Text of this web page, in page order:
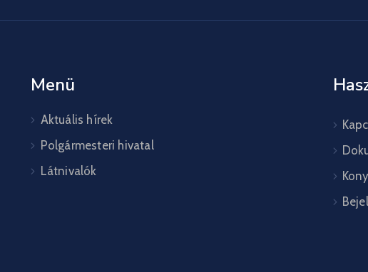
Menü
Aktuális hírek
Polgármesteri hivatal
Látnivalók